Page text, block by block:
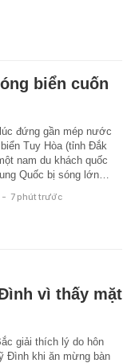
biển cuốn
đứng gần mép nước
Tuy Hòa (tỉnh Đắk
nam du khách quốc
Quốc bị sóng lớn…
- 7 phút trước
vì thấy mặt
giải thích lý do hôn
Đình khi ăn mừng bàn